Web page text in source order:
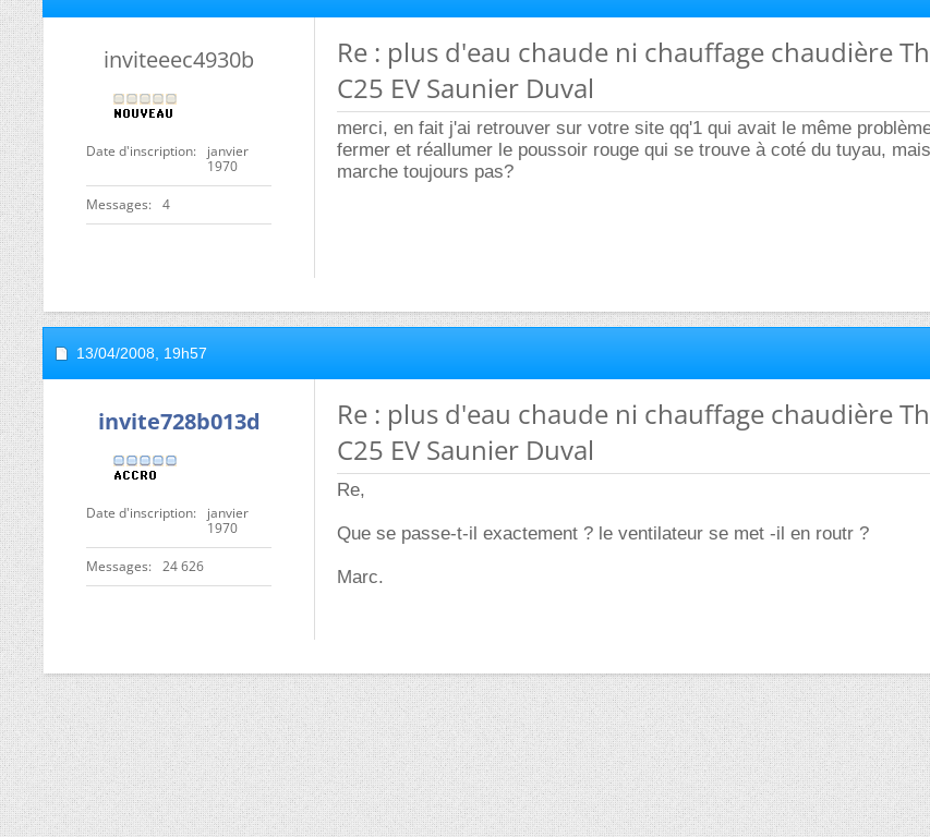
inviteeec4930b
Date d'inscription
janvier
1970
Messages 4
Re : plus d'eau chaude ni chauffage chaudière
C25 EV Saunier Duval
merci, en fait j'ai retrouver sur votre site qq'1 qui avait le même
fermer et réallumer le poussoir rouge qui se trouve à coté du tuyau,
marche toujours pas?
13/04/2008, 19h57
invite728b013d
Date d'inscription
janvier
1970
Messages 24 626
Re : plus d'eau chaude ni chauffage chaudière
C25 EV Saunier Duval
Re,
Que se passe-t-il exactement ? le ventilateur se met -il en routr ?
Marc.